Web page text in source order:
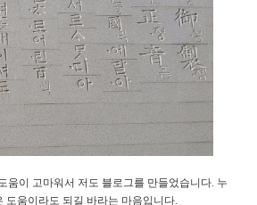
움이 고마워서 저도 블로그를 만들었습니다. 누
도움이라도 되길 바라는 마음입니다.